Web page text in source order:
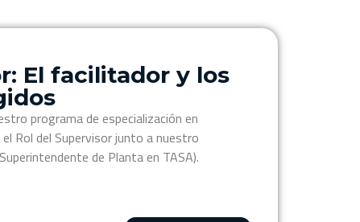
El facilitador y los
programa de especialización en
Rol del Supervisor junto a nuestro
de Planta en TASA).